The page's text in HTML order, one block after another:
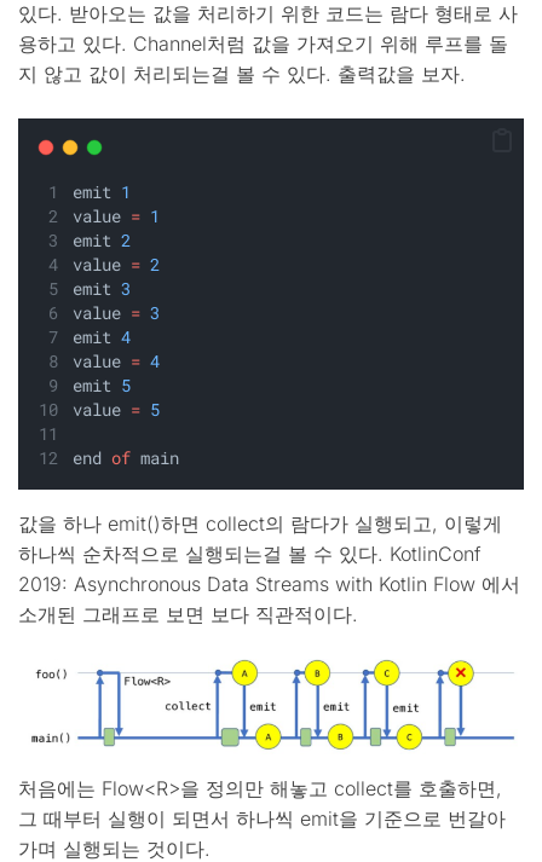
있다. 받아오는 값을 처리하기 위한 코드는 람다 형태로 사
용하고 있다. Channel처럼 값을 가져오기 위해 루프를 돌
지 않고 값이 처리되는걸 볼 수 있다. 출력값을 보자.
emit 1
value = 1
emit 2
value = 2
emit 3
value = 3
emit 4
value = 4
emit 5
value = 5
end of main
값을 하나 emit()하면 collect의 람다가 실행되고, 이렇게
하나씩 순차적으로 실행되는걸 볼 수 있다. KotlinConf
2019: Asynchronous Data Streams with Kotlin Flow 에서
소개된 그래프로 보면 보다 직관적이다.
처음에는 Flow<R>을 정의만 해놓고 collect를 호출하면,
그 때부터 실행이 되면서 하나씩 emit을 기준으로 번갈아
가며 실행되는 것이다.